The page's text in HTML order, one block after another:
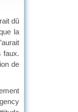
dû
la
faux.
de